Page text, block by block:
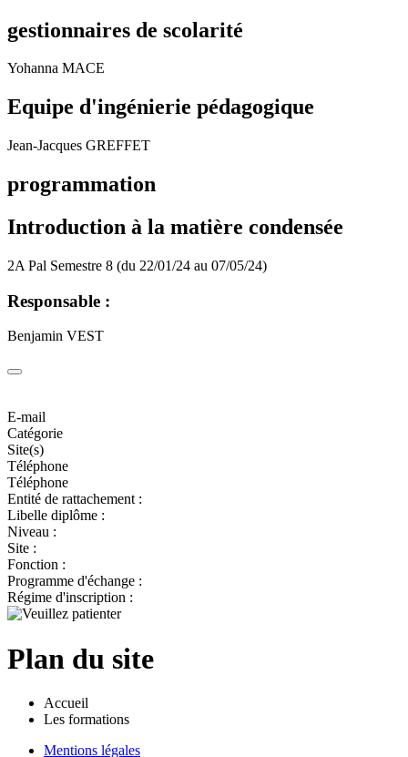
gestionnaires de scolarité
Yohanna MACE
Equipe d'ingénierie pédagogique
Jean-Jacques GREFFET
programmation
Introduction à la matière condensée
2A Pal Semestre 8 (du 22/01/24 au 07/05/24)
Responsable :
Benjamin VEST
E-mail
Catégorie
Site(s)
Téléphone
Téléphone
Entité de rattachement :
Libelle diplôme :
Niveau :
Site :
Fonction :
Programme d'échange :
Régime d'inscription :
Plan du site
Accueil
Les formations
Mentions légales